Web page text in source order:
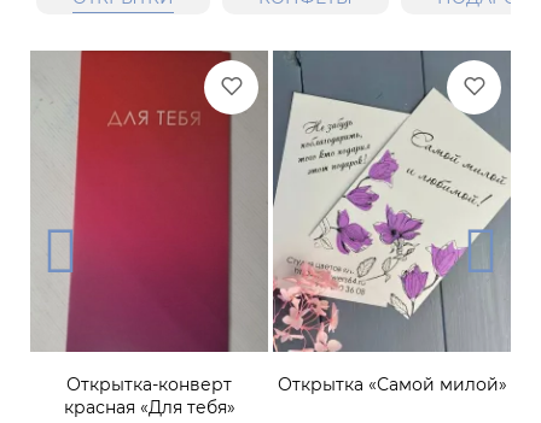
Открытка-конверт
красная «Для тебя»
Открытка «Самой милой»